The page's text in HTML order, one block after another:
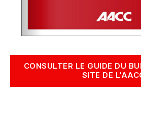
CONSULTER LE GUIDE DU
SITE DE